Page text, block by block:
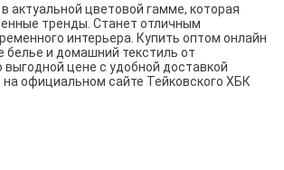
актуальной цветовой гамме, которая
тренды. Станет отличным
интерьера. Купить оптом онлайн
белье и домашний текстиль от
выгодной цене с удобной доставкой
официальном сайте Тейковского ХБК